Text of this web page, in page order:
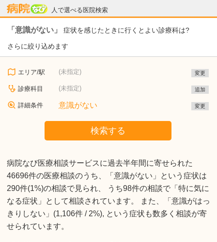
人で選べる医院検索
病院なび
「意識がない」 症状を感じたときに行くとよい診療科は?
さらに絞り込めます
エリア/駅 (未指定) 変更
診療科目 (未指定) 追加
詳細条件 意識がない 変更
検索する
病院なび医療相談サービスに過去半年間に寄せられた
46696件の医療相談のうち、「意識がない」という症状は
290件(1%)の相談で見られ、 うち98件の相談で「特に気に
なる症状」として相談されています。 また、「意識がはっ
きりしない」(1,106件 / 2%), という症状も数多く相談が寄
せられています。